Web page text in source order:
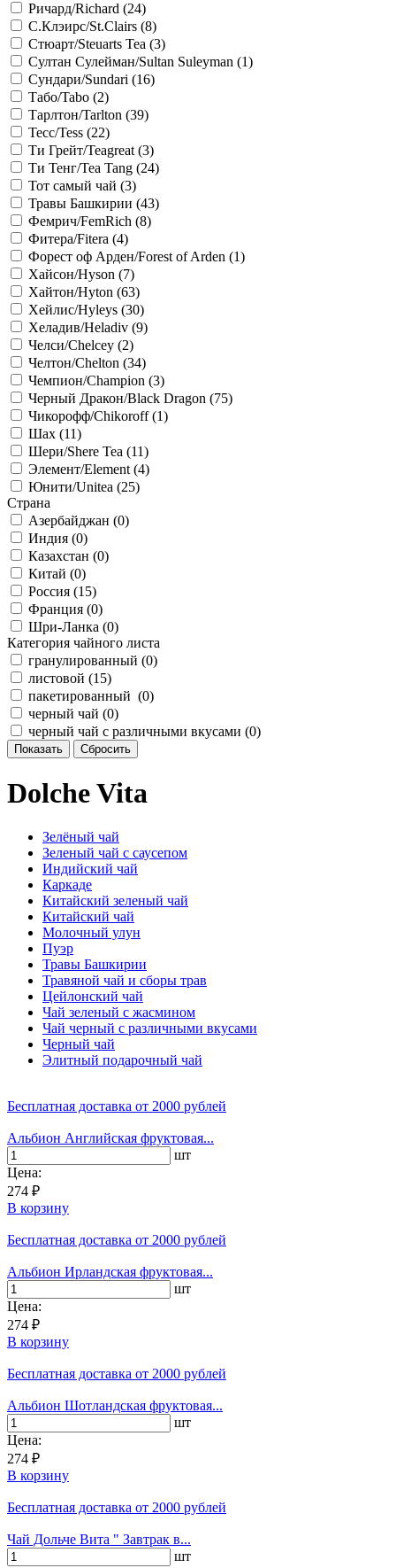
Ричард/Richard (24)
С.Клэирс/St.Сlairs (8)
Стюарт/Steuarts Tea (3)
Султан Сулейман/Sultan Suleyman (1)
Сундари/Sundari (16)
Табо/Tabo (2)
Тарлтон/Tarlton (39)
Тесс/Tess (22)
Ти Грейт/Teagreat (3)
Ти Тенг/Tea Tang (24)
Тот самый чай (3)
Травы Башкирии (43)
Фемрич/FemRich (8)
Фитера/Fitera (4)
Форест оф Арден/Forest of Arden (1)
Хайсон/Hyson (7)
Хайтон/Hyton (63)
Хейлис/Hyleys (30)
Хеладив/Heladiv (9)
Челси/Chelcey (2)
Челтон/Chelton (34)
Чемпион/Сhampion (3)
Черный Дракон/Black Dragon (75)
Чикорофф/Chikoroff (1)
Шах (11)
Шери/Shere Tea (11)
Элемент/Element (4)
Юнити/Unitea (25)
Страна
Азербайджан (0)
Индия (0)
Казахстан (0)
Китай (0)
Россия (15)
Франция (0)
Шри-Ланка (0)
Категория чайного листа
гранулированный (0)
листовой (15)
пакетированный (0)
черный чай (0)
черный чай с различными вкусами (0)
Dolche Vita
Зелёный чай
Зеленый чай с саусепом
Индийский чай
Каркаде
Китайский зеленый чай
Китайский чай
Молочный улун
Пуэр
Травы Башкирии
Травяной чай и сборы трав
Цейлонский чай
Чай зеленый с жасмином
Чай черный с различными вкусами
Черный чай
Элитный подарочный чай
Бесплатная доставка от 2000 рублей
Альбион Английская фруктовая...
шт
Цена:
274 ₽
В корзину
Бесплатная доставка от 2000 рублей
Альбион Ирландская фруктовая...
шт
Цена:
274 ₽
В корзину
Бесплатная доставка от 2000 рублей
Альбион Шотландская фруктовая...
шт
Цена:
274 ₽
В корзину
Бесплатная доставка от 2000 рублей
Чай Дольче Вита " Завтрак в...
шт